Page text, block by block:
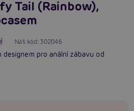
Tail (Rainbow),
Náš kód:302046
pro anální zábavu od